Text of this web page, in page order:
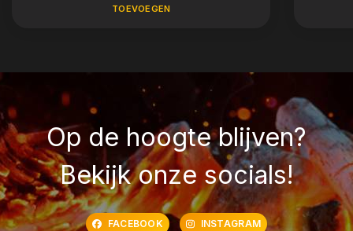
TOEVOEGEN
Op de hoogte blijven?
Bekijk onze socials!
FACEBOOK INSTAGRAM